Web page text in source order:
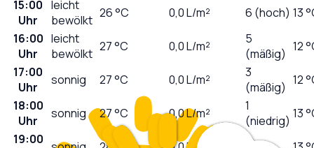
15:00
Uhr
leicht
bewölkt 26°C 0,0L/m² 6 (hoch) 13
16:00
Uhr
leicht
bewölkt 27°C 0,0L/m²
5
(mäßig) 12
17:00
Uhr
sonnig 27°C 0,0L/m²
3
(mäßig) 12
18:00
Uhr
sonnig 27°C 0,0L/m²
1
(niedrig) 13
19:00
0